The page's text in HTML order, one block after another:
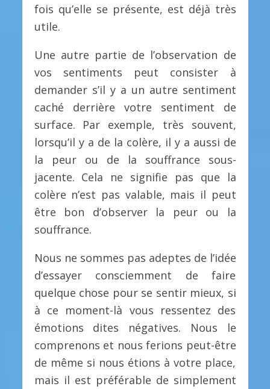
fois qu’elle se présente, est déjà très
utile.
Une autre partie de l’observation de
vos sentiments peut consister à
demander s’il y a un autre sentiment
caché derrière votre sentiment de
surface. Par exemple, très souvent,
lorsqu’il y a de la colère, il y a aussi de
la peur ou de la souffrance sous-
jacente. Cela ne signifie pas que la
colère n’est pas valable, mais il peut
être bon d’observer la peur ou la
souffrance.
Nous ne sommes pas adeptes de l’idée
d’essayer consciemment de faire
quelque chose pour se sentir mieux, si
à ce moment-là vous ressentez des
émotions dites négatives. Nous le
comprenons et nous ferions peut-être
de même si nous étions à votre place,
mais il est préférable de simplement